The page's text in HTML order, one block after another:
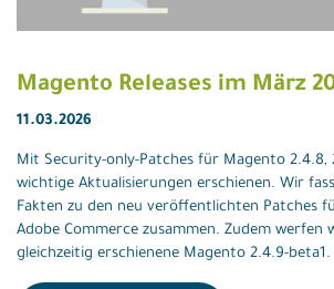
Magento Releases im März
11.03.2026
Mit Security-only-Patches für Magento 2.4.8,
wichtige Aktualisierungen erschienen. Wir
Fakten zu den neu veröffentlichten Patches
Adobe Commerce zusammen. Zudem werfen
gleichzeitig erschienene Magento 2.4.9-beta1.